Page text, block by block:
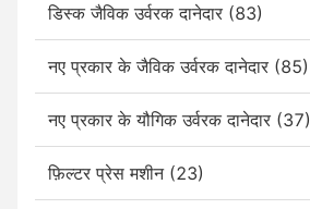
डिस्क जैविक उर्वरक दानेदार (83)
नए प्रकार के जैविक उर्वरक दानेदार (85)
नए प्रकार के यौगिक उर्वरक दानेदार (37)
फ़िल्टर प्रेस मशीन (23)